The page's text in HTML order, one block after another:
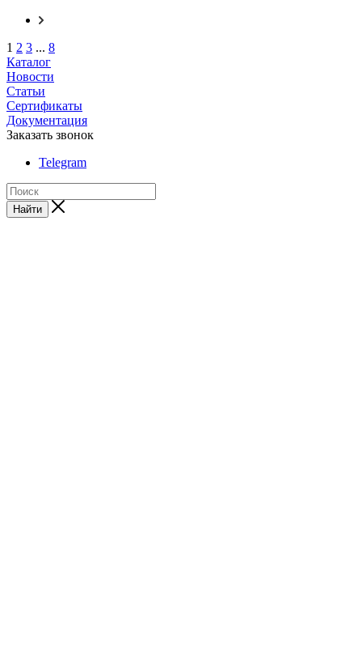
1 2 3 ... 8
Каталог
Новости
Статьи
Сертификаты
Документация
Заказать звонок
Telegram
Найти